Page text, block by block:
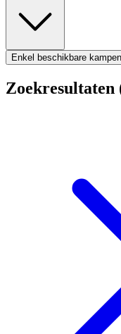
Enkel beschikbare kampen
Zoekresultaten